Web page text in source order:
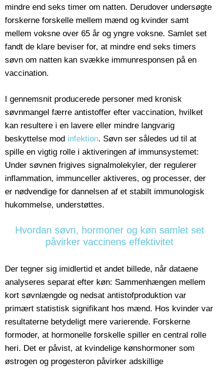
mindre end seks timer om natten. Derudover undersøgte
forskerne forskelle mellem mænd og kvinder samt
mellem voksne over 65 år og yngre voksne. Samlet set
fandt de klare beviser for, at mindre end seks timers
søvn om natten kan svække immunresponsen på en
vaccination.
I gennemsnit producerede personer med kronisk
søvnmangel færre antistoffer efter vaccination, hvilket
kan resultere i en lavere eller mindre langvarig
beskyttelse mod infektion. Søvn ser således ud til at
spille en vigtig rolle i aktiveringen af immunsystemet:
Under søvnen frigives signalmolekyler, der regulerer
inflammation, immunceller aktiveres, og processer, der
er nødvendige for dannelsen af et stabilt immunologisk
hukommelse, understøttes.
Hvordan søvn, hormoner og køn samlet set
påvirker vaccinens effektivitet
Der tegner sig imidlertid et andet billede, når dataene
analyseres separat efter køn: Sammenhængen mellem
kort søvnlængde og nedsat antistofproduktion var
primært statistisk signifikant hos mænd. Hos kvinder var
resultaterne betydeligt mere varierende. Forskerne
formoder, at hormonelle forskelle spiller en central rolle
heri. Det er påvist, at kvindelige kønshormoner som
østrogen og progesteron påvirker adskillige